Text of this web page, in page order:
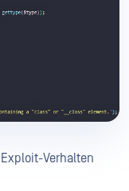
Verhalten